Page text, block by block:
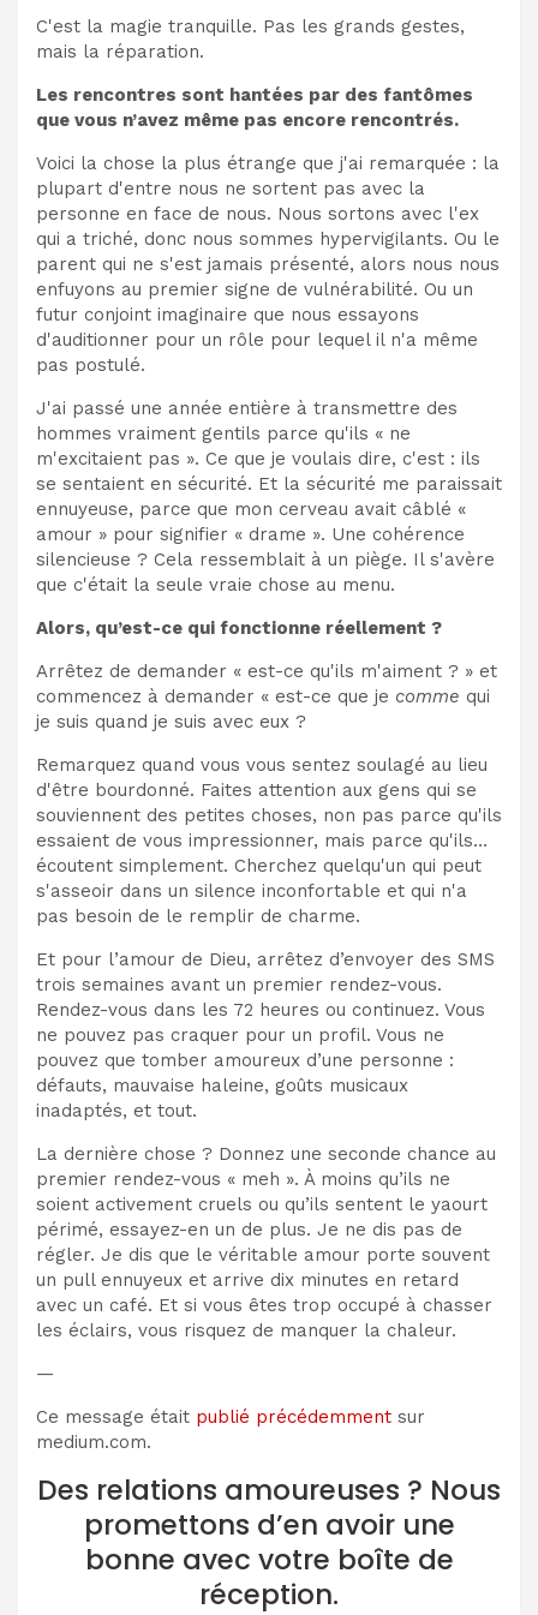
C'est la magie tranquille. Pas les grands gestes,
mais la réparation.
Les rencontres sont hantées par des fantômes
que vous n’avez même pas encore rencontrés.
Voici la chose la plus étrange que j'ai remarquée : la
plupart d'entre nous ne sortent pas avec la
personne en face de nous. Nous sortons avec l'ex
qui a triché, donc nous sommes hypervigilants. Ou le
parent qui ne s'est jamais présenté, alors nous nous
enfuyons au premier signe de vulnérabilité. Ou un
futur conjoint imaginaire que nous essayons
d'auditionner pour un rôle pour lequel il n'a même
pas postulé.
J'ai passé une année entière à transmettre des
hommes vraiment gentils parce qu'ils « ne
m'excitaient pas ». Ce que je voulais dire, c'est : ils
se sentaient en sécurité. Et la sécurité me paraissait
ennuyeuse, parce que mon cerveau avait câblé «
amour » pour signifier « drame ». Une cohérence
silencieuse ? Cela ressemblait à un piège. Il s'avère
que c'était la seule vraie chose au menu.
Alors, qu’est-ce qui fonctionne réellement ?
Arrêtez de demander « est-ce qu'ils m'aiment ? » et
commencez à demander « est-ce que je comme qui
je suis quand je suis avec eux ?
Remarquez quand vous vous sentez soulagé au lieu
d'être bourdonné. Faites attention aux gens qui se
souviennent des petites choses, non pas parce qu'ils
essaient de vous impressionner, mais parce qu'ils…
écoutent simplement. Cherchez quelqu'un qui peut
s'asseoir dans un silence inconfortable et qui n'a
pas besoin de le remplir de charme.
Et pour l’amour de Dieu, arrêtez d’envoyer des SMS
trois semaines avant un premier rendez-vous.
Rendez-vous dans les 72 heures ou continuez. Vous
ne pouvez pas craquer pour un profil. Vous ne
pouvez que tomber amoureux d’une personne :
défauts, mauvaise haleine, goûts musicaux
inadaptés, et tout.
La dernière chose ? Donnez une seconde chance au
premier rendez-vous « meh ». À moins qu’ils ne
soient activement cruels ou qu’ils sentent le yaourt
périmé, essayez-en un de plus. Je ne dis pas de
régler. Je dis que le véritable amour porte souvent
un pull ennuyeux et arrive dix minutes en retard
avec un café. Et si vous êtes trop occupé à chasser
les éclairs, vous risquez de manquer la chaleur.
—
Ce message était publié précédemment sur
medium.com.
Des relations amoureuses ? Nous
promettons d’en avoir une
bonne avec votre boîte de
réception.